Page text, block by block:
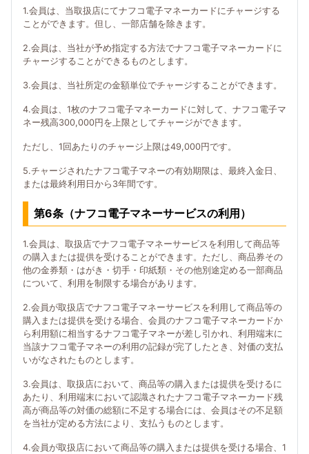
1.会員は、当取扱店にてナフコ電子マネーカードにチャージする
ことができます。但し、一部店舗を除きます。
2.会員は、当社が予め指定する方法でナフコ電子マネーカードに
チャージすることができるものとします。
3.会員は、当社所定の金額単位でチャージすることができます。
4.会員は、1枚のナフコ電子マネーカードに対して、ナフコ電子マ
ネー残高300,000円を上限としてチャージができます。
ただし、1回あたりのチャージ上限は49,000円です。
5.チャージされたナフコ電子マネーの有効期限は、最終入金日、
または最終利用日から3年間です。
第6条（ナフコ電子マネーサービスの利用）
1.会員は、取扱店でナフコ電子マネーサービスを利用して商品等
の購入または提供を受けることができます。ただし、商品券その
他の金券類・はがき・切手・印紙類・その他別途定める一部商品
について、利用を制限する場合があります。
2.会員が取扱店でナフコ電子マネーサービスを利用して商品等の
購入または提供を受ける場合、会員のナフコ電子マネーカードか
ら利用額に相当するナフコ電子マネーが差し引かれ、利用端末に
当該ナフコ電子マネーの利用の記録が完了したとき、対価の支払
いがなされたものとします。
3.会員は、取扱店において、商品等の購入または提供を受けるに
あたり、利用端末において認識されたナフコ電子マネーカード残
高が商品等の対価の総額に不足する場合には、会員はその不足額
を当社が定める方法により、支払うものとします。
4.会員が取扱店において商品等の購入または提供を受ける場合、1